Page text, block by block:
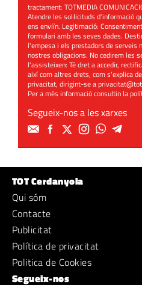
tractament: TOTMEDIA
Atendre les sol·licituds d'informació
ens enviïn. Legitimació:
formulari amb les seves dades.
l'empesa i els prestadors de serveis
nostres obligacions. No cedirem les
l'assisteixen: Té dret a accedir,
així com altres drets, com s'explica
privacitat, dirigint-se a
Per a més informació consultin la
Segueix-nos a les xarxes
TOT Cerdanyola
Qui sóm
Contacte
Publicitat
Política de privacitat
Politica de Cookies
Segueix-nos